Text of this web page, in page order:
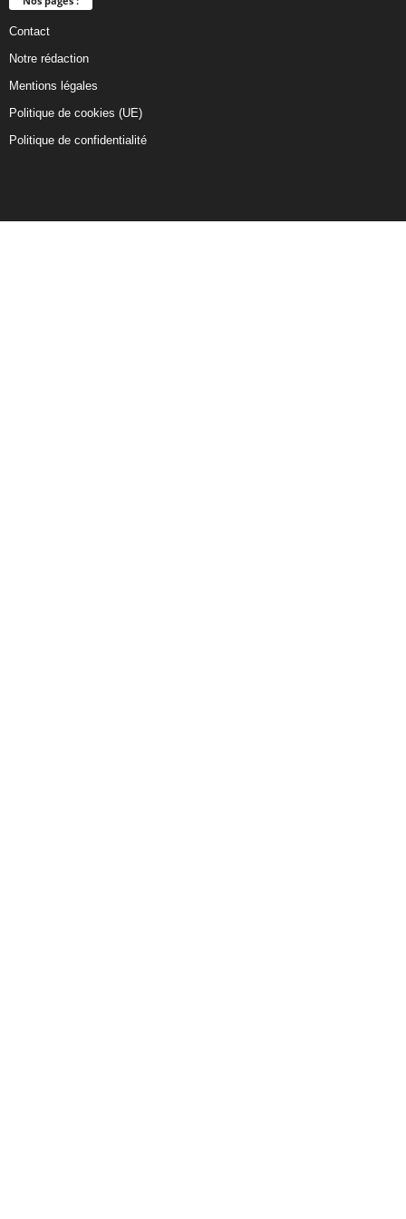
Contact
Notre rédaction
Mentions légales
Politique de cookies (UE)
Politique de confidentialité